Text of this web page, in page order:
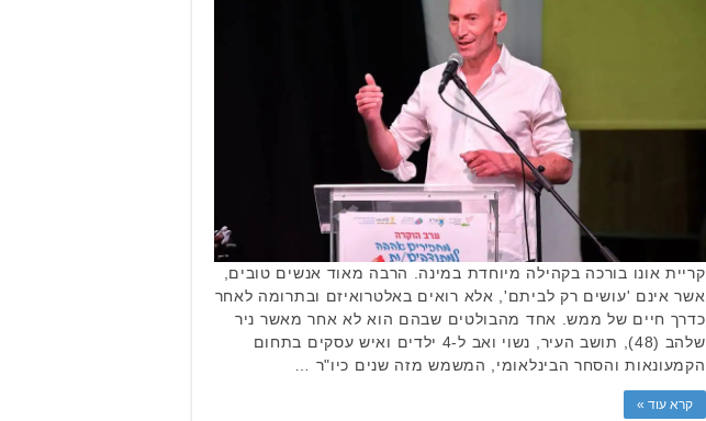
קריית אונו בורכה בקהילה מיוחדת במינה. הרבה מאוד אנשים טובים,
אשר אינם 'עושים רק לביתם', אלא רואים באלטרואיזם ובתרומה לאחר
כדרך חיים של ממש. אחד מהבולטים שבהם הוא לא אחר מאשר ניר
שלהב (48), תושב העיר, נשוי ואב ל-4 ילדים ואיש עסקים בתחום
הקמעונאות והסחר הבינלאומי, המשמש מזה שנים כיו"ר …
קרא עוד »